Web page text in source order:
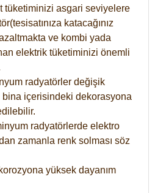
tüketiminizi asgari seviyelere
katacağınız
azaltmakta ve kombi yada
elektrik tüketiminizi önemli
radyatörler değişik
içerisindeki dekorasyona
radyatörlerde elektro
zamanla renk solması söz
yüksek dayanım